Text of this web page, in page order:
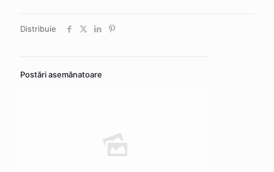
Distribuie
Postări asemănatoare